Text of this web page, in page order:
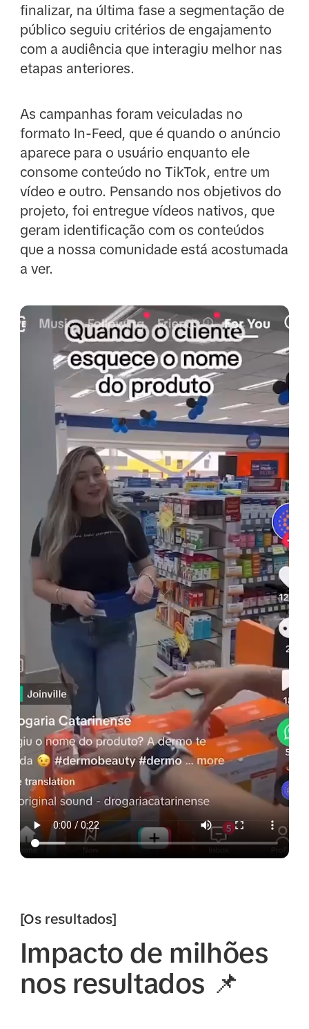
finalizar, na última fase a segmentação de
público seguiu critérios de engajamento
com a audiência que interagiu melhor nas
etapas anteriores.
As campanhas foram veiculadas no
formato In-Feed, que é quando o anúncio
aparece para o usuário enquanto ele
consome conteúdo no TikTok, entre um
vídeo e outro. Pensando nos objetivos do
projeto, foi entregue vídeos nativos, que
geram identificação com os conteúdos
que a nossa comunidade está acostumada
a ver.
[Os resultados]
Impacto de milhões
nos resultados 📌